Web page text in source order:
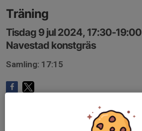
Träning
Tisdag 9 jul 2024, 17:30-19:00
Navestad konstgräs
Samling: 17:15